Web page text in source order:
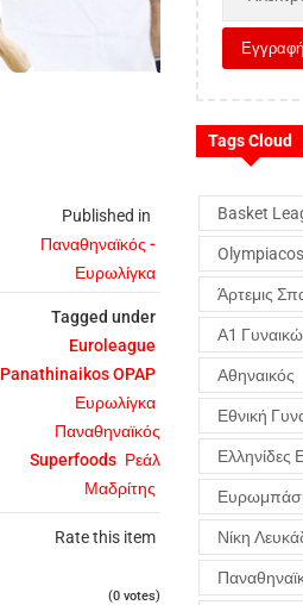
Published in
Παναθηναϊκός -
Ευρωλίγκα
Tagged under
Euroleague
Panathinaikos OPAP
Ευρωλίγκα
Παναθηναϊκός
Superfoods Ρεάλ
Μαδρίτης
Rate this item
(0 votes)
Tags Cloud
Basket
Olympiacos
Άρτεμις
Α1
Αθηναικός
Εθνική
Ελληνίδες
Νίκη